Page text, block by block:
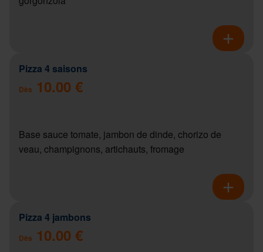
Pizza 4 saisons
Dès 10.00 €
Base sauce tomate, jambon de dinde, chorizo de
veau, champignons, artichauts, fromage
Pizza 4 jambons
Dès 10.00 €